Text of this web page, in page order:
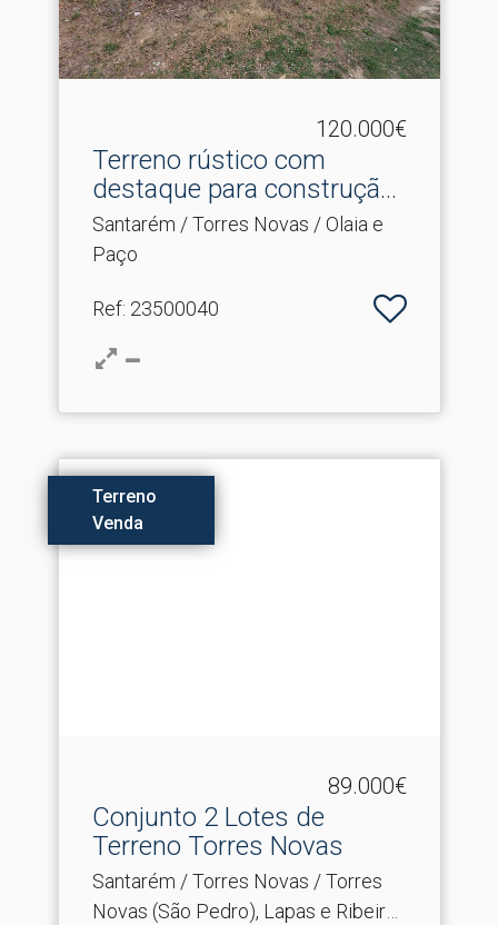
120.000€
Terreno rústico com
destaque para construção.​
..
Santarém / Torres Novas / Olaia e
Paço
Ref: 23500040
Terreno
Venda
89.000€
Conjunto 2 Lotes de
Terreno Torres Novas
Santarém / Torres Novas / Torres
Novas (São Pedro), Lapas e Ribeira